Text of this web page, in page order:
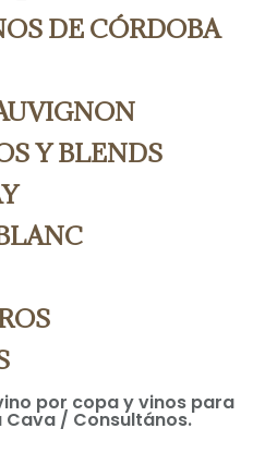
DE CÓRDOBA
Y BLENDS
por copa y vinos para
Cava / Consultános.